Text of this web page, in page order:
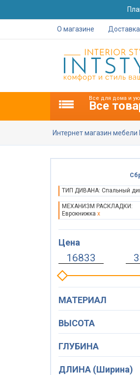
О магазине
Все для дома и
Все
Интернет магазин мебели
ТИП ДИВАНА: Спальный
МЕХАНИЗМ РАСКЛАДКИ:
Еврокнижка x
Цена
МАТЕРИАЛ
ВЫСОТА
ГЛУБИНА
ДЛИНА (Ширина)